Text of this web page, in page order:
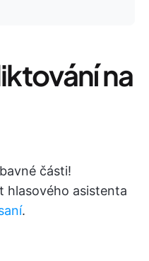
na
části!
hlasového asistenta
.